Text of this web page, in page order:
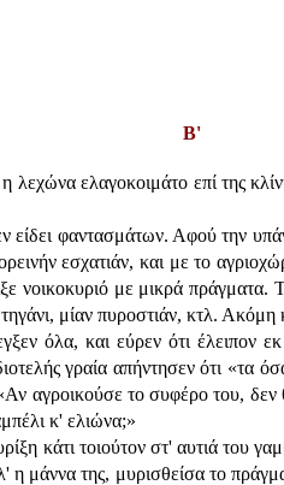
Β'
ελαγοκοιμάτο επί της
φαντασμάτων. Αφού την
εσχατιάν, και με το
νοικοκυριό με μικρά
μίαν πυροστιάν, κτλ. Ακόμη
όλα, και εύρεν ότι
γραία απήντησεν ότι «τα
αγροικούσε το συφέρο του,
κ' ελιώνα;»
κάτι τοιούτον στ' αυτιά του
η μάννα της, μυρισθείσα το